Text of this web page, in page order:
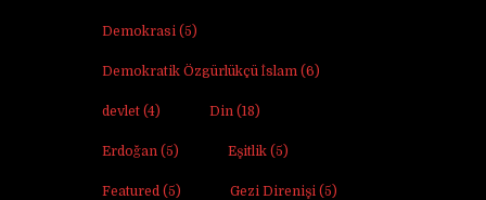
Demokrasi (5)
Demokratik Özgürlükçü İslam (6)
devlet (4) Din (18)
Erdoğan (5) Eşitlik (5)
Featured (5) Gezi Direnişi (5)